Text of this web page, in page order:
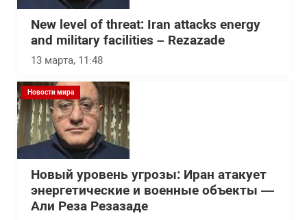
New level of threat: Iran attacks energy
and military facilities – Rezazade
13 марта, 11:48
Новости мира
Новый уровень угрозы: Иран атакует
энергетические и военные объекты —
Али Реза Резазаде